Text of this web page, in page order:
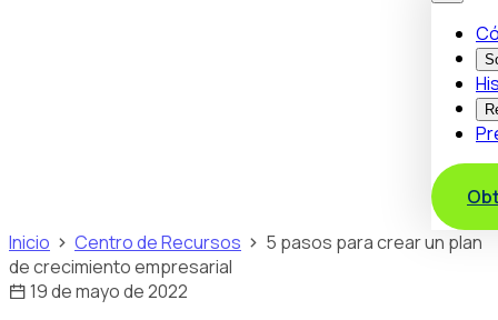
Inicio
Centro de Recursos
5 pasos para crear un plan
de crecimiento empresarial
19 de mayo de 2022